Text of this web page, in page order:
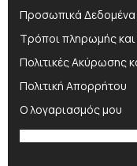
Προσωπικά Δεδομένα
Τρόποι πληρωμής
Πολιτικές Ακύρωσης
Πολιτική Απορρήτου
Ο λογαριασμός μου